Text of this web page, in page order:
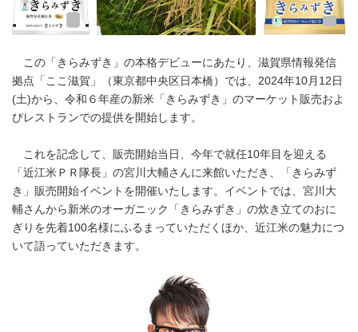
この「きらみずき」の本格デビューにあたり、滋賀県情報発信
拠点「ここ滋賀」（東京都中央区日本橋）では、2024年10月12日
(土)から、令和６年産の新米「きらみずき」のマーケット販売およ
びレストランでの提供を開始します。
これを記念して、販売開始当日、今年で就任10年目を迎える
「近江米ＰＲ隊長」の宮川大輔さんに来館いただき、「きらみず
き」販売開始イベントを開催いたします。イベントでは、宮川大
輔さんから新米のオーガニック「きらみずき」の炊き立てのおに
ぎりを先着100名様にふるまっていただくほか、近江米の魅力につ
いて語っていただきます。